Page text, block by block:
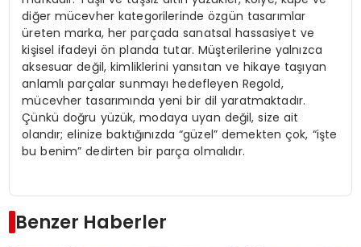
diğer mücevher kategorilerinde özgün tasarımlar
üreten marka, her parçada sanatsal hassasiyet ve
kişisel ifadeyi ön planda tutar. Müşterilerine yalnızca
aksesuar değil, kimliklerini yansıtan ve hikaye taşıyan
anlamlı parçalar sunmayı hedefleyen Regold,
mücevher tasarımında yeni bir dil yaratmaktadır.
Çünkü doğru yüzük, modaya uyan değil, size ait
olandır; elinize baktığınızda “güzel” demekten çok, “işte
bu benim” dedirten bir parça olmalıdır.
Benzer Haberler